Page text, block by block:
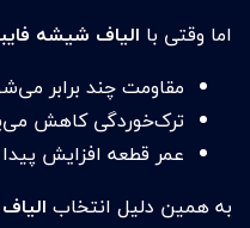
اما وقتی با الیاف شیشه
مقاومت چند برابر
ترک‌خوردگی کاهش
عمر قطعه افزایش
به همین دلیل انتخاب